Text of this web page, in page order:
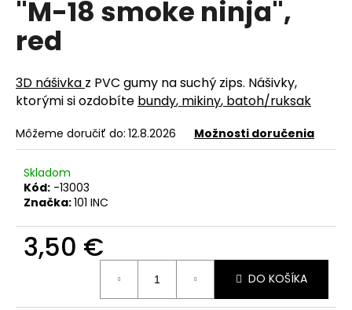
"M-18 smoke ninja",
red
3D nášivka z PVC gumy na suchý zips. Nášivky,
ktorými si ozdobíte bundy, mikiny, batoh/ruksak
Môžeme doručiť do: 12.8.2026 Možnosti doručenia
Skladom
Kód: -13003
Značka:101 INC
3,50 €
DO KOŠÍKA
j
ť
?
O
o